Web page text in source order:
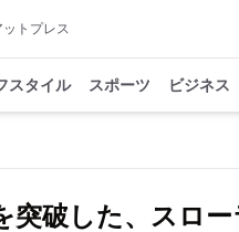
トプレス
スタイル スポーツ ビジネス
突破した、スロ